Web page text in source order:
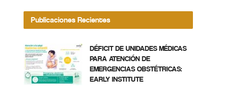
Publicaciones Recientes
DÉFICIT DE UNIDADES MÉDICAS
PARA ATENCIÓN DE
EMERGENCIAS OBSTÉTRICAS:
EARLY INSTITUTE